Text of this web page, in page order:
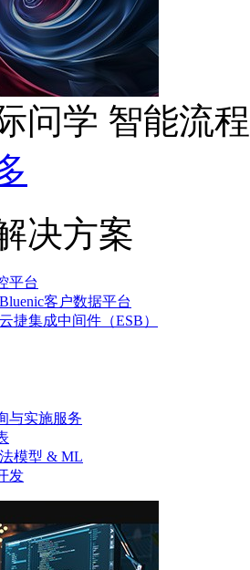
问学 智能流
决方案
平台
客户数据平台
捷集成中间件（ESB）
与实施服务
模型 & ML
发